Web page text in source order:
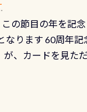
円掛かります
ーホールを出し
思ってる方は、
良川ってどんな
と）で岐阜県の
浴場88選」に
むことが出来ま
の節目の年を記
ります 60周年
、カードを見た